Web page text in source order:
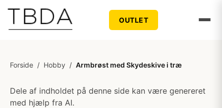
OUTLET
Forside / Hobby / Armbrøst med Skydeskive i træ
Dele af indholdet på denne side kan være genereret
med hjælp fra AI.